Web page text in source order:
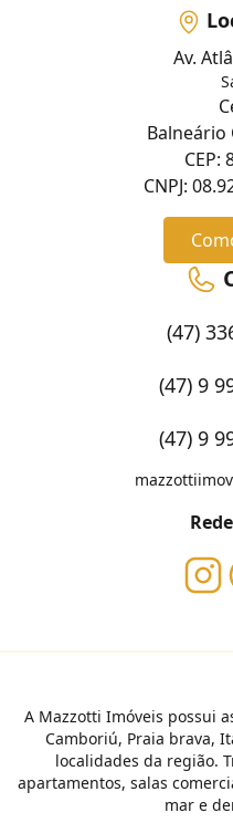
Av.
Balneário
CEP:
CNPJ:
(47)
(47) 9
(47) 9
A Mazzotti Imóveis possui
Camboriú, Praia brava,
localidades da região.
apartamentos, salas
mar e